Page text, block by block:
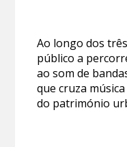
Ao longo dos
público a
ao som de
que cruza
do património